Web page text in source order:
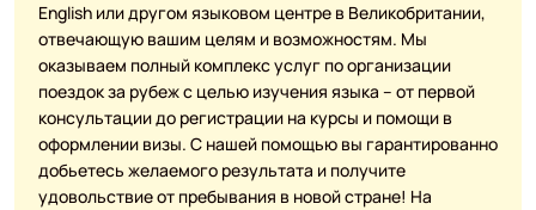
English или другом языковом центре в Великобритании,
отвечающую вашим целям и возможностям. Мы
оказываем полный комплекс услуг по организации
поездок за рубеж с целью изучения языка – от первой
консультации до регистрации на курсы и помощи в
оформлении визы. С нашей помощью вы гарантированно
добьетесь желаемого результата и получите
удовольствие от пребывания в новой стране! На